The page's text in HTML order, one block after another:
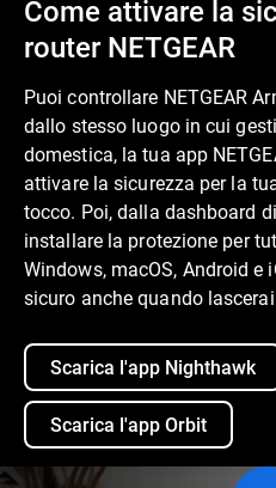
Come attivare la
router NETGEAR
Puoi controllare NETGEAR
dallo stesso luogo in cui
domestica, la tua app
attivare la sicurezza per la
tocco. Poi, dalla dashboard
installare la protezione per
Windows, macOS, Android e
sicuro anche quando
Scarica l'app Nighthawk
Scarica l'app Orbit